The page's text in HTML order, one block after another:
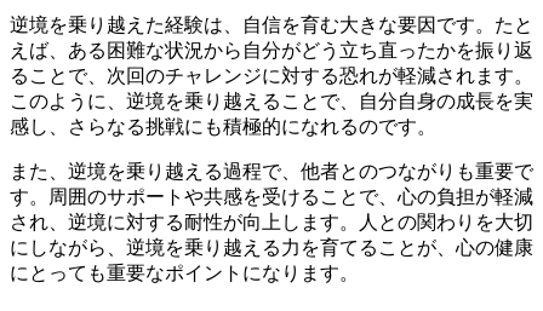
逆境を乗り越えた経験は、自信を育む大きな要因です。たと
えば、ある困難な状況から自分がどう立ち直ったかを振り返
ることで、次回のチャレンジに対する恐れが軽減されます。
このように、逆境を乗り越えることで、自分自身の成長を実
感し、さらなる挑戦にも積極的になれるのです。
また、逆境を乗り越える過程で、他者とのつながりも重要で
す。周囲のサポートや共感を受けることで、心の負担が軽減
され、逆境に対する耐性が向上します。人との関わりを大切
にしながら、逆境を乗り越える力を育てることが、心の健康
にとっても重要なポイントになります。